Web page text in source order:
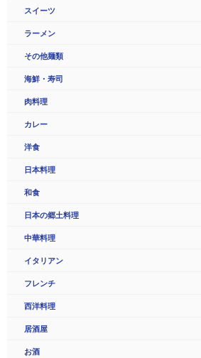
スイーツ
ラーメン
その他麺類
海鮮・寿司
肉料理
カレー
洋食
日本料理
和食
日本の郷土料理
中華料理
イタリアン
フレンチ
西洋料理
居酒屋
お酒